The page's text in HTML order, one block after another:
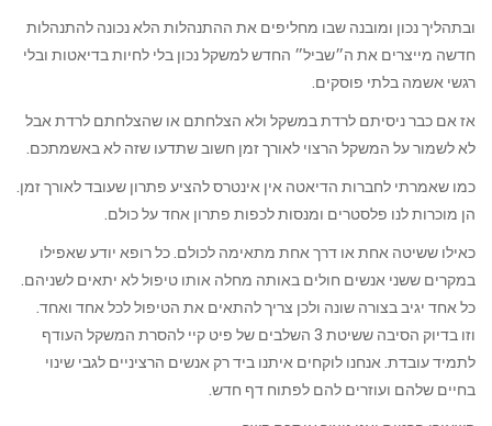
ובתהליך נכון ומובנה שבו מחליפים את ההתנהלות הלא נכונה להתנהלות
חדשה מייצרים את ה״שביל״ החדש למשקל נכון בלי לחיות בדיאטות ובלי
רגשי אשמה בלתי פוסקים.
אז אם כבר ניסיתם לרדת במשקל ולא הצלחתם או שהצלחתם לרדת אבל
לא לשמור על המשקל הרצוי לאורך זמן חשוב שתדעו שזה לא באשמתכם.
כמו שאמרתי לחברות הדיאטה אין אינטרס להציע פתרון שעובד לאורך זמן.
הן מוכרות לנו פלסטרים ומנסות לכפות פתרון אחד על כולם.
כאילו ששיטה אחת או דרך אחת מתאימה לכולם. כל רופא יודע שאפילו
במקרים ששני אנשים חולים באותה מחלה אותו טיפול לא יתאים לשניהם.
כל אחד יגיב בצורה שונה ולכן צריך להתאים את הטיפול לכל אחד ואחד.
וזו בדיוק הסיבה ששיטת 3 השלבים של פיט קיי להסרת המשקל העודף
לתמיד עובדת. אנחנו לוקחים איתנו ביד רק אנשים הרציניים לגבי שינוי
בחיים שלהם ועוזרים להם לפתוח דף חדש.